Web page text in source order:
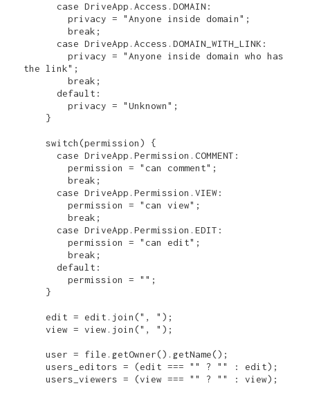
        privacy = "Anyone inside domain";
        break;
        privacy = "Anyone inside domain who has
the link";
        break;
      default:
        privacy = "Unknown";
    switch(permission) {
        permission = "can comment";
        break;
        permission = "can view";
        break;
        permission = "can edit";
        break;
      default:
        permission = "";
    edit = edit.join(", ");
    view = view.join(", ");
    user = file.getOwner().getName();
    users_editors = (edit === "" ? "" : edit);
    users_viewers = (view === "" ? "" : view);